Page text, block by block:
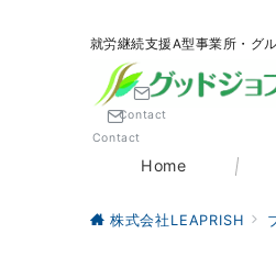
就労継続支援A型事業所・グ
Contact
Home
Contact
株式会社LEAPRISH